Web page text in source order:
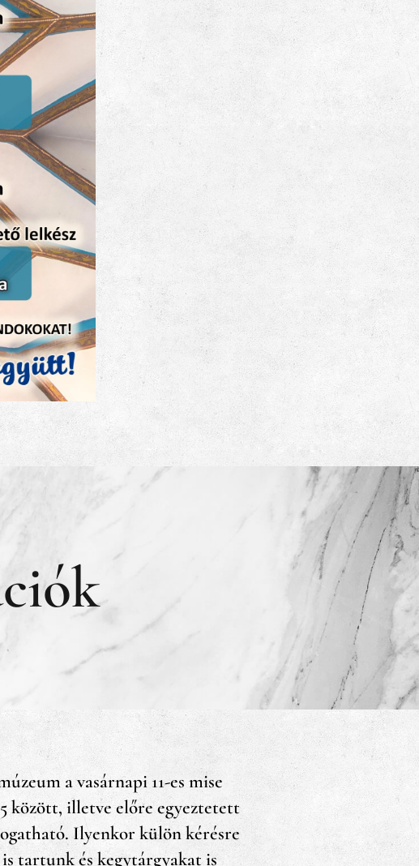
a vasárnapi 11-es mise
között, illetve előre egyeztetett
Ilyenkor külön kérésre
tartunk és kegytárgyakat is